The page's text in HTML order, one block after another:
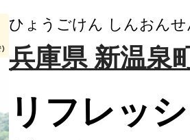
ひょうごけん しんおんせ
兵庫県 新温泉
リフレッ